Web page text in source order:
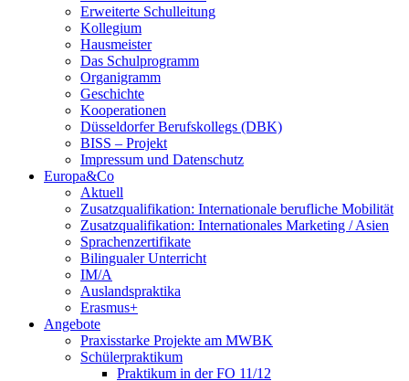
Erweiterte Schulleitung
Kollegium
Hausmeister
Das Schulprogramm
Organigramm
Geschichte
Kooperationen
Düsseldorfer Berufskollegs (DBK)
BISS – Projekt
Impressum und Datenschutz
Europa&Co
Aktuell
Zusatzqualifikation: Internationale berufliche Mobilität
Zusatzqualifikation: Internationales Marketing / Asien
Sprachenzertifikate
Bilingualer Unterricht
IM/A
Auslandspraktika
Erasmus+
Angebote
Praxisstarke Projekte am MWBK
Schülerpraktikum
Praktikum in der FO 11/12